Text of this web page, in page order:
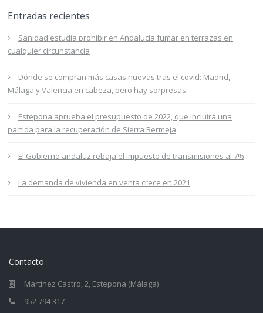
Entradas recientes
Sanidad estudia prohibir en Andalucía fumar en terrazas en
cualquier circunstancia
Dónde se compran más casas nuevas tras el covid: Madrid,
Málaga y Valencia en cabeza, pero hay sorpresas
Estepona aprueba el presupuesto de 2022, que incluirá una
partida para la recuperación de Sierra Bermeja
El Gobierno andaluz rebaja el impuesto de transmisiones al 7%
La demanda de vivienda en venta crece en 2021
Contacto
Martinez Castro, 2, Estepona (Málaga)
952 794 317